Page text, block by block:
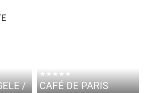
/
★★★★★
CAFÉ DE PARIS